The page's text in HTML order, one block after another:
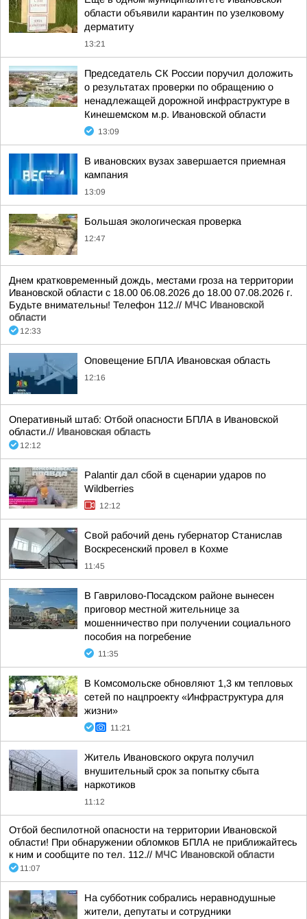
области объявили карантин по узелковому
дерматиту
13:21
Председатель СК России поручил доложить
о результатах проверки по обращению о
ненадлежащей дорожной инфраструктуре в
Кинешемском м.р. Ивановской области
13:09
В ивановских вузах завершается приемная
кампания
13:09
Большая экологическая проверка
12:47
Днем кратковременный дождь, местами гроза на территории
Ивановской области с 18.00 06.08.2026 до 18.00 07.08.2026 г.
Будьте внимательны! Телефон 112.// МЧС Ивановской
области
12:33
Оповещение БПЛА Ивановская область
12:16
Оперативный штаб: Отбой опасности БПЛА в Ивановской
области.// Ивановская область
12:12
Palantir дал сбой в сценарии ударов по
Wildberries
12:12
Свой рабочий день губернатор Станислав
Воскресенский провел в Кохме
11:45
В Гаврилово-Посадском районе вынесен
приговор местной жительнице за
мошенничество при получении социального
пособия на погребение
11:35
В Комсомольске обновляют 1,3 км тепловых
сетей по нацпроекту «Инфраструктура для
жизни»
11:21
Житель Ивановского округа получил
внушительный срок за попытку сбыта
наркотиков
11:12
Отбой беспилотной опасности на территории Ивановской
области! При обнаружении обломков БПЛА не приближайтесь
к ним и сообщите по тел. 112.// МЧС Ивановской области
11:07
На субботник собрались неравнодушные
жители, депутаты и сотрудники